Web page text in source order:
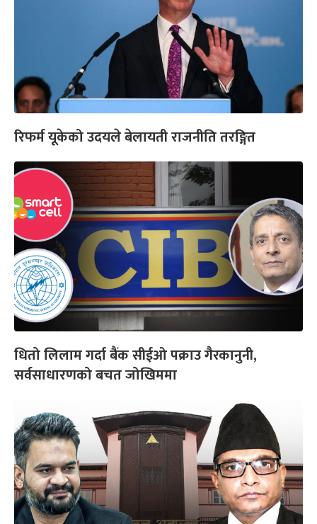
रिफर्म यूकेको उदयले बेलायती राजनीति तरङ्गित
धितो लिलाम गर्दा बैंक सीईओ पक्राउ गैरकानुनी,
सर्वसाधारणको बचत जोखिममा